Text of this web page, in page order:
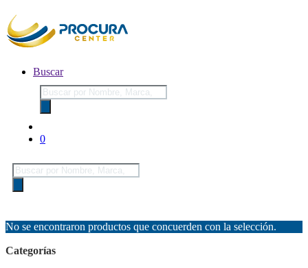
Buscar
Búsqueda
de
productos
0
Búsqueda
de
productos
No se encontraron productos que concuerden con la selección.
Categorías